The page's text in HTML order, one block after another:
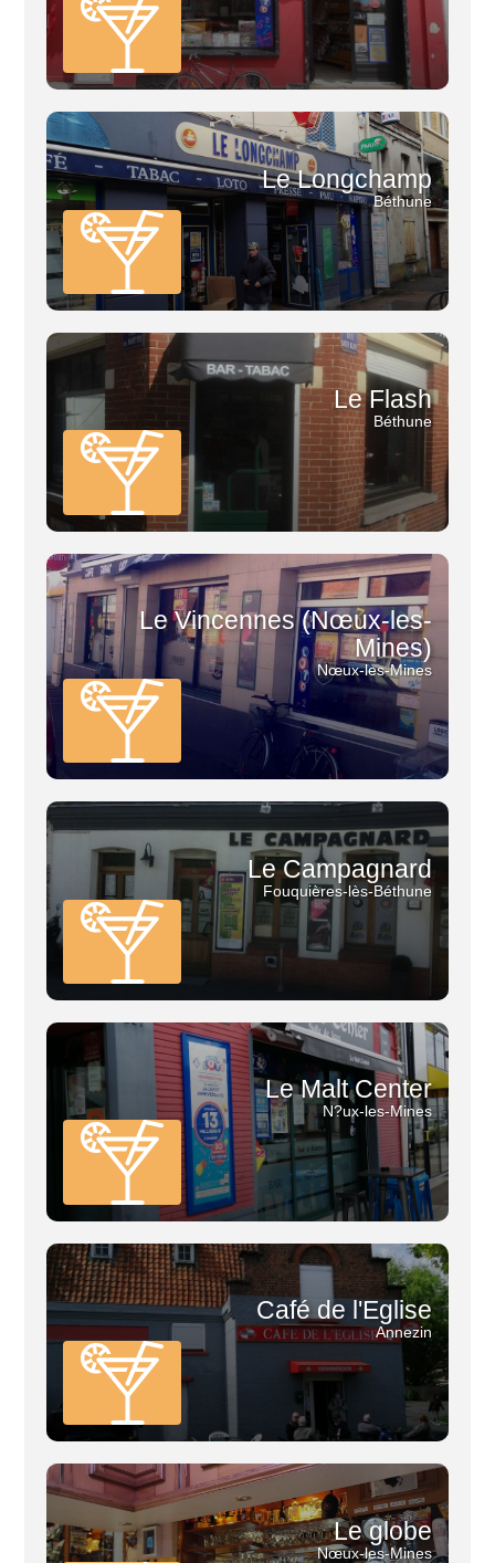
Le Longchamp
Béthune
Le Flash
Béthune
Le Vincennes (Nœux-les-
Mines)
Nœux-les-Mines
Le Campagnard
Fouquières-lès-Béthune
Le Malt Center
N?ux-les-Mines
Café de l'Eglise
Annezin
Le globe
Nœux-les-Mines